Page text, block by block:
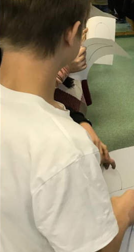
проект Таганского
начал свою работу 1 декабря
при активном участии ФГБОУ